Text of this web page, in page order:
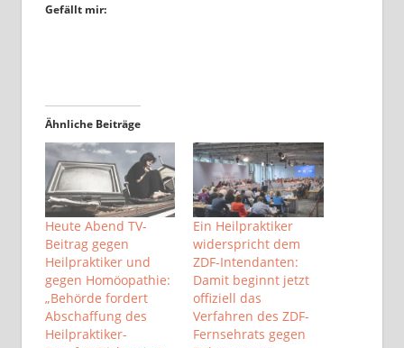
Gefällt mir:
Ähnliche Beiträge
Heute Abend TV-
Beitrag gegen
Heilpraktiker und
gegen Homöopathie:
„Behörde fordert
Abschaffung des
Heilpraktiker-
Ein Heilpraktiker
widerspricht dem
ZDF-Intendanten:
Damit beginnt jetzt
offiziell das
Verfahren des ZDF-
Fernsehrats gegen